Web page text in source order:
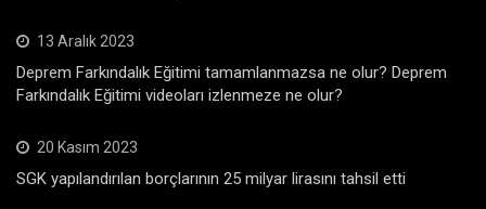
13 Aralık 2023
Deprem Farkındalık Eğitimi tamamlanmazsa ne olur? Deprem
Farkındalık Eğitimi videoları izlenmeze ne olur?
20 Kasım 2023
SGK yapılandırılan borçlarının 25 milyar lirasını tahsil etti